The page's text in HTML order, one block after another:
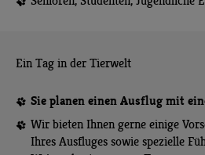
Ein Tag in der Tierwelt
Sie planen einen Ausflug mit
Wir bieten Ihnen gerne einige
Ihres Ausfluges sowie spezielle